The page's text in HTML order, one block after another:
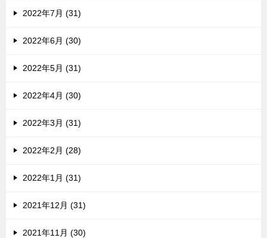
2022年7月 (31)
2022年6月 (30)
2022年5月 (31)
2022年4月 (30)
2022年3月 (31)
2022年2月 (28)
2022年1月 (31)
2021年12月 (31)
2021年11月 (30)